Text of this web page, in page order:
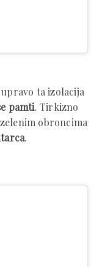
ta izolacija
pamti. Tirkizno
obroncima
.